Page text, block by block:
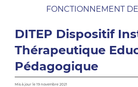
FONCTIONNEMENT
DITEP Dispositif
Thérapeutique
Pédagogique
Mis à jour le 19 novembre 2021